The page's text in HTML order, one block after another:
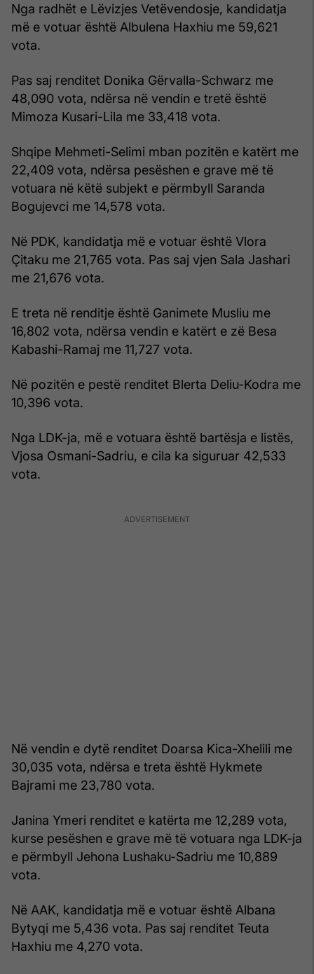
Nga radhët e Lëvizjes Vetëvendosje, kandidatja
më e votuar është Albulena Haxhiu me 59,621
vota.
Pas saj renditet Donika Gërvalla-Schwarz me
48,090 vota, ndërsa në vendin e tretë është
Mimoza Kusari-Lila me 33,418 vota.
Shqipe Mehmeti-Selimi mban pozitën e katërt me
22,409 vota, ndërsa pesëshen e grave më të
votuara në këtë subjekt e përmbyll Saranda
Bogujevci me 14,578 vota.
Në PDK, kandidatja më e votuar është Vlora
Çitaku me 21,765 vota. Pas saj vjen Sala Jashari
me 21,676 vota.
E treta në renditje është Ganimete Musliu me
16,802 vota, ndërsa vendin e katërt e zë Besa
Kabashi-Ramaj me 11,727 vota.
Në pozitën e pestë renditet Blerta Deliu-Kodra me
10,396 vota.
Nga LDK-ja, më e votuara është bartësja e listës,
Vjosa Osmani-Sadriu, e cila ka siguruar 42,533
vota.
Në vendin e dytë renditet Doarsa Kica-Xhelili me
30,035 vota, ndërsa e treta është Hykmete
Bajrami me 23,780 vota.
Janina Ymeri renditet e katërta me 12,289 vota,
kurse pesëshen e grave më të votuara nga LDK-ja
e përmbyll Jehona Lushaku-Sadriu me 10,889
vota.
Në AAK, kandidatja më e votuar është Albana
Bytyqi me 5,436 vota. Pas saj renditet Teuta
Haxhiu me 4,270 vota.